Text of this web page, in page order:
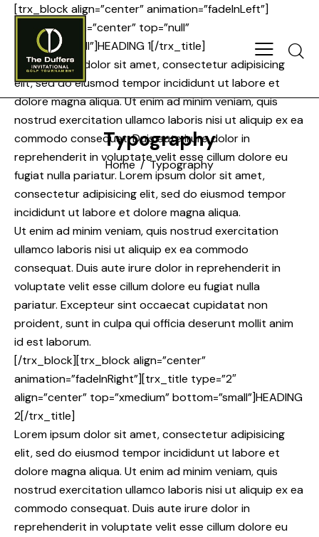
Typography
Home Typography
[trx_block align=”center” animation=”fadeInLeft”]
[trx_title align=”center” top=”null”
bottom=”small”]HEADING 1[/trx_title]
Lorem ipsum dolor sit amet, consectetur adipisicing
elit, sed do eiusmod tempor incididunt ut labore et
dolore magna aliqua. Ut enim ad minim veniam, quis
nostrud exercitation ullamco laboris nisi ut aliquip ex ea
commodo consequat. Duis aute irure dolor in
reprehenderit in voluptate velit esse cillum dolore eu
fugiat nulla pariatur. Lorem ipsum dolor sit amet,
consectetur adipisicing elit, sed do eiusmod tempor
incididunt ut labore et dolore magna aliqua.
Ut enim ad minim veniam, quis nostrud exercitation
ullamco laboris nisi ut aliquip ex ea commodo
consequat. Duis aute irure dolor in reprehenderit in
voluptate velit esse cillum dolore eu fugiat nulla
pariatur. Excepteur sint occaecat cupidatat non
proident, sunt in culpa qui officia deserunt mollit anim
id est laborum.
[/trx_block][trx_block align=”center”
animation=”fadeInRight”][trx_title type=”2″
align=”center” top=”xmedium” bottom=”small”]HEADING
2[/trx_title]
Lorem ipsum dolor sit amet, consectetur adipisicing
elit, sed do eiusmod tempor incididunt ut labore et
dolore magna aliqua. Ut enim ad minim veniam, quis
nostrud exercitation ullamco laboris nisi ut aliquip ex ea
commodo consequat. Duis aute irure dolor in
reprehenderit in voluptate velit esse cillum dolore eu